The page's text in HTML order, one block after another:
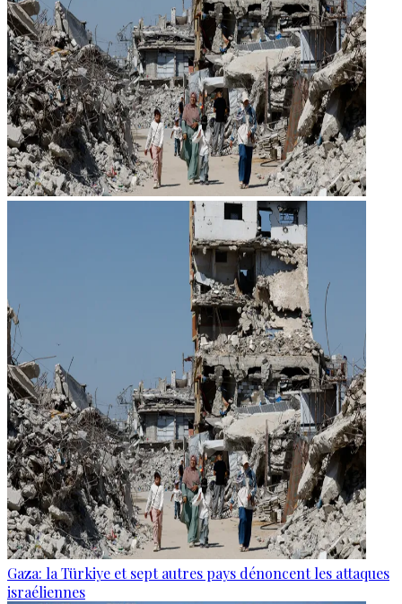
Gaza: la Türkiye et sept autres pays dénoncent les attaques
israéliennes